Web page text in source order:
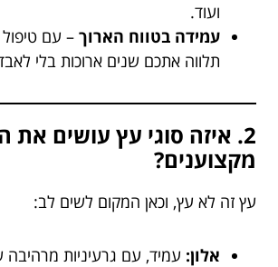
ועוד.
עמידה בטווח הארוך – עם
תלווה אתכם שנים ארוכות בלי
2. איזה סוגי עץ עושים את
מקצוענים?
עץ זה לא עץ, וכאן המקום לשים לב:
אלון: עמיד, עם גרעיניות